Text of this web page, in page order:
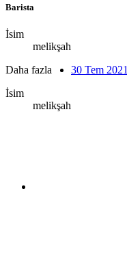
Barista
İsim
melikşah
Daha fazla
İsim
melikşah
30 Tem 2021